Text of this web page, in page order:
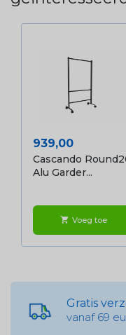
Prijs
939,00
Cascando
Alu Garder...
shopping_cart Voeg toe
Gratis
vanaf 69